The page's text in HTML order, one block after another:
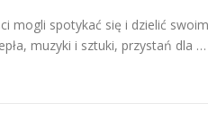
mogli spotykać się i dzielić
muzyki i sztuki, przystań dla …